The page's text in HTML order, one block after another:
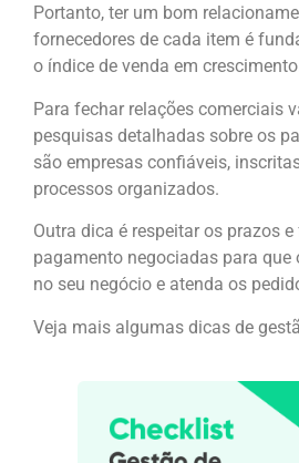
Portanto, ter um bom
fornecedores de cada item é
o índice de venda em
Para fechar relações comerciais
pesquisas detalhadas sobre os
são empresas confiáveis,
processos organizados.
Outra dica é respeitar os prazos
pagamento negociadas para que
no seu negócio e atenda os
Veja mais algumas dicas de